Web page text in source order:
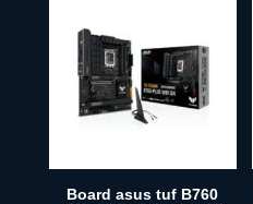
Board asus tuf B760